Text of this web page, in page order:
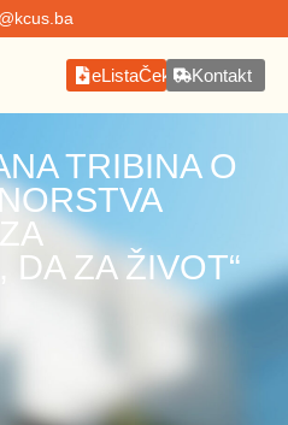
eListaČekanjaKontakt
TRIBINA O
ZA ŽIVOT“